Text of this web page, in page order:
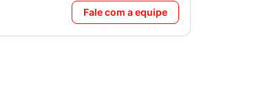
Fale com a equipe